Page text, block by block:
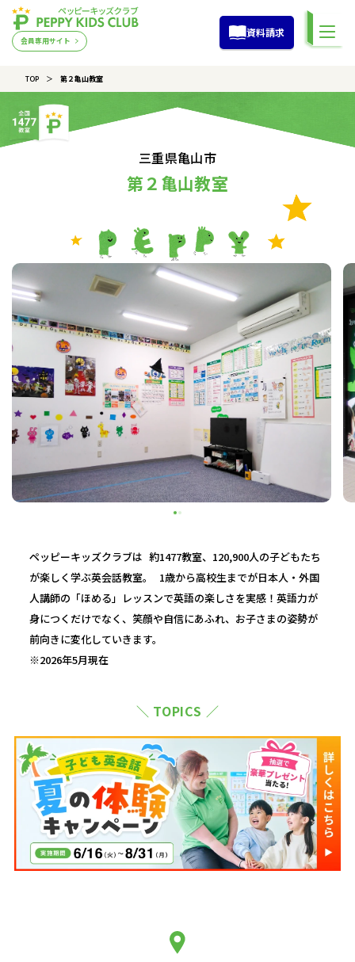
会員専用サイト
資料請求
TOP 第２亀山教室
三重県亀山市
第２亀山教室
ペッピーキッズクラブは 約1477教室、120,900人の子どもたち
が楽しく学ぶ英会話教室。 1歳から高校生までが日本人・外国
人講師の「ほめる」レッスンで英語の楽しさを実感！英語力が
身につくだけでなく、笑顔や自信にあふれ、お子さまの姿勢が
前向きに変化していきます。
※2026年5月現在
＼ TOPICS ／